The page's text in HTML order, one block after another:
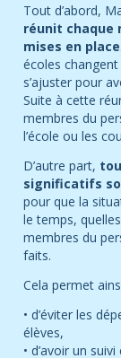
Tout d’abord,
réunit chaque
mises en place
écoles
s’ajuster pour
Suite à cette
membres du
l’école ou les
D’autre part,
significatifs
pour que la
le temps,
membres du
faits.
Cela permet
• d’éviter les
élèves,
• d’avoir un